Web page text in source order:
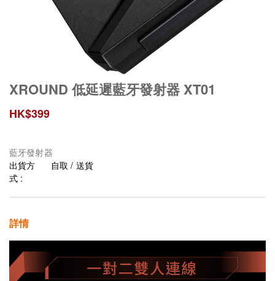
XROUND 低延遲藍牙發射器 XT01
HK$399
藍牙發射器
出貨方
式 :
自取 / 送貨
詳情